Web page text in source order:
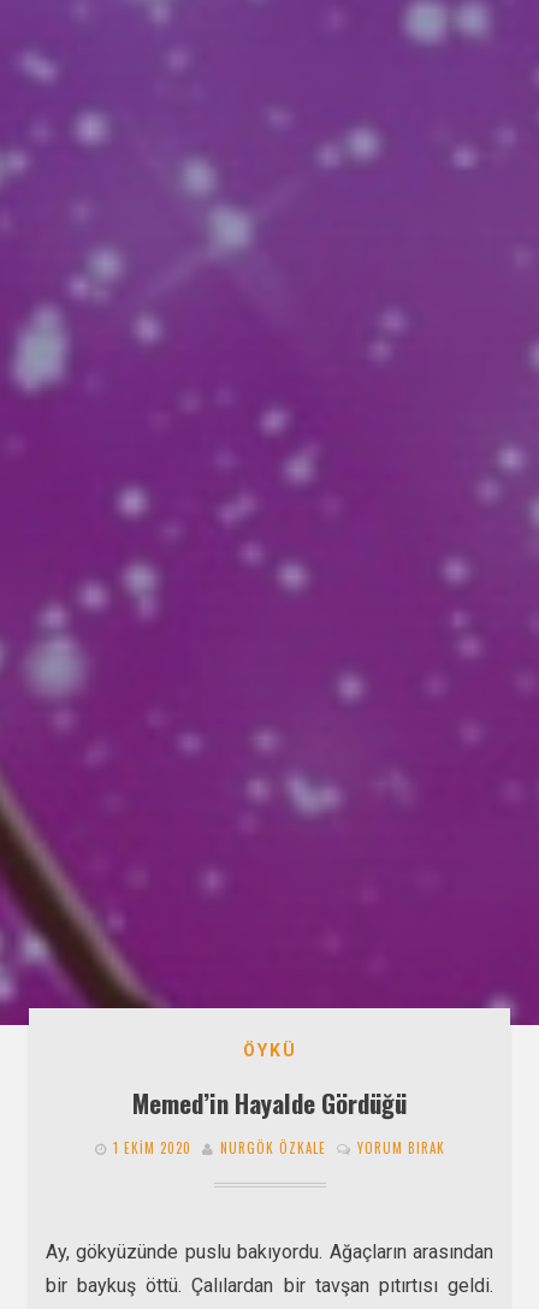
ÖYKÜ
Memed’in Hayalde Gördüğü
1 EKIM 2020 NURGÖK ÖZKALE YORUM BIRAK
Ay, gökyüzünde puslu bakıyordu. Ağaçların arasından
bir baykuş öttü. Çalılardan bir tavşan pıtırtısı geldi.